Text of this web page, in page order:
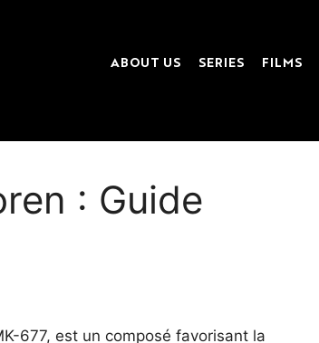
ABOUT US SERIES FILMS
: Guide
677, est un composé favorisant la